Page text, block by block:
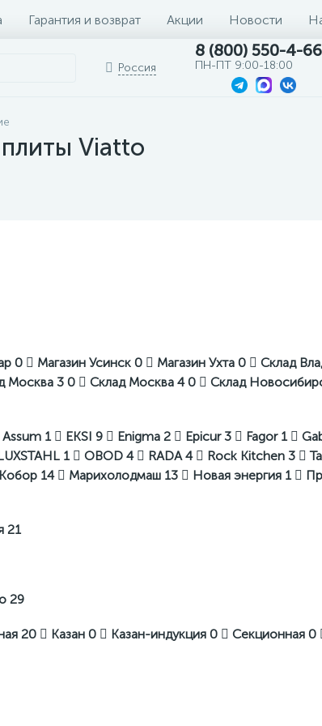
Гарантия и возврат Акции Новости
Россия
8 (800) 550-4-
ПН-ПТ 9:00-18:00
Viatto
0 Магазин Усинск 0 Магазин Ухта 0 Склад
Москва 3 0 Склад Москва 40 Склад
Assum 1 EKSI 9 Enigma 2 Epicur3 Fagor 1
1 OBOD 4 RADA4 Rock Kitchen 3
Кобор 14 Марихолодмаш 13 Новая энергия 1
21
29
20 Казан 0 Казан-индукция 0 Секционная 0